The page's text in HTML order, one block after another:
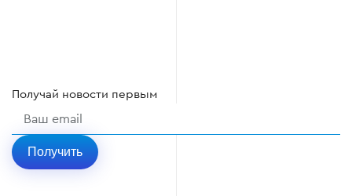
Получай новости первым
Получить